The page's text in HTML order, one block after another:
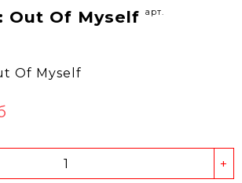
Out Of Myself арт.
Of Myself
+